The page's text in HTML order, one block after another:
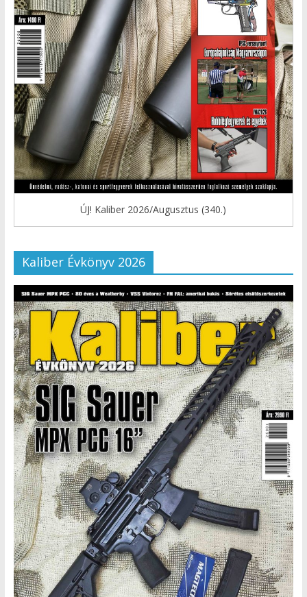
ÚJ! Kaliber 2026/Augusztus (340.)
Kaliber Évkönyv 2026